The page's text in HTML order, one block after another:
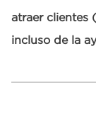
atraer clientes
incluso de la